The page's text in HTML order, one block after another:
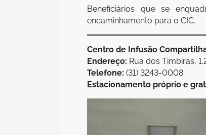
Beneficiários que se
encaminhamento para o CIC.
Centro de Infusão
Endereço: Rua dos Timbiras,
Telefone: (31) 3243-0008
Estacionamento próprio e